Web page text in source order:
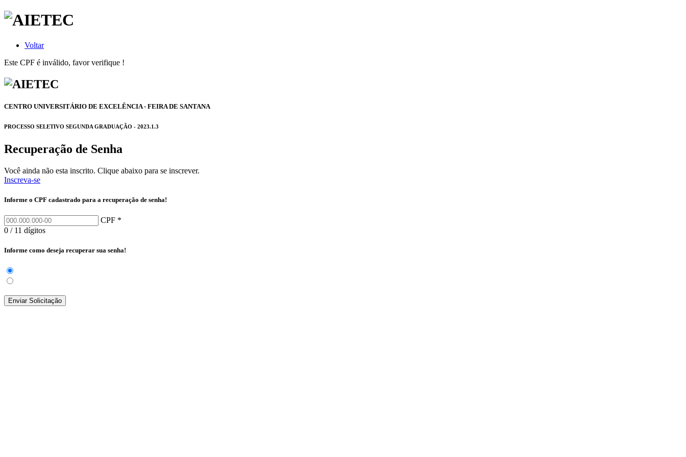
Voltar
Este CPF é inválido, favor verifique !
CENTRO UNIVERSITÁRIO DE EXCELÊNCIA - FEIRA DE SANTANA
PROCESSO SELETIVO SEGUNDA GRADUAÇÃO - 2023.1.3
Recuperação de Senha
Você ainda não esta inscrito. Clique abaixo para se inscrever.
Inscreva-se
Informe o CPF cadastrado para a recuperação de senha!
CPF *
0 / 11 dígitos
Informe como deseja recuperar sua senha!
Enviar Solicitação